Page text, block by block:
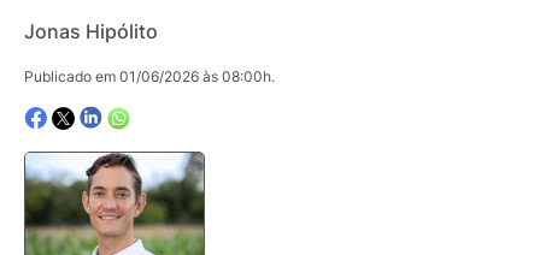
Jonas Hipólito
Publicado em 01/06/2026 às 08:00h.